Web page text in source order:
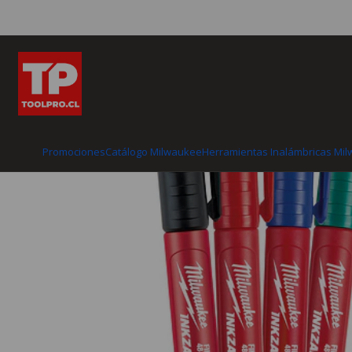
PromocionesCatálogo MilwaukeeHerramientas Inalámbricas